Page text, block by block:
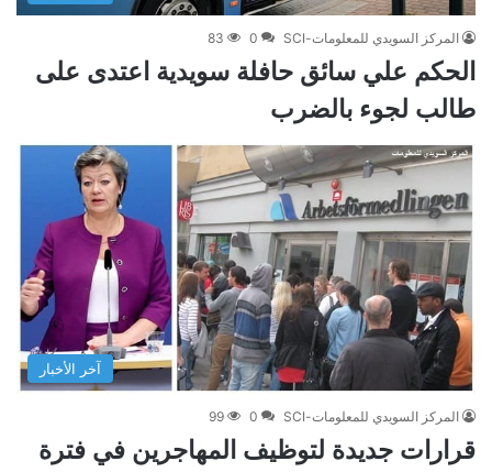
المركز السويدي للمعلومات-SCI 0
83
الحكم علي سائق حافلة سويدية اعتدى على
طالب لجوء بالضرب
آخر الأخبار
المركز السويدي للمعلومات-SCI 0
99
قرارات جديدة لتوظيف المهاجرين في فترة